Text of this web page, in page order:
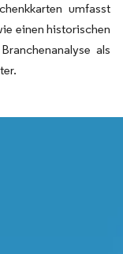
umfasst
einen historischen
als